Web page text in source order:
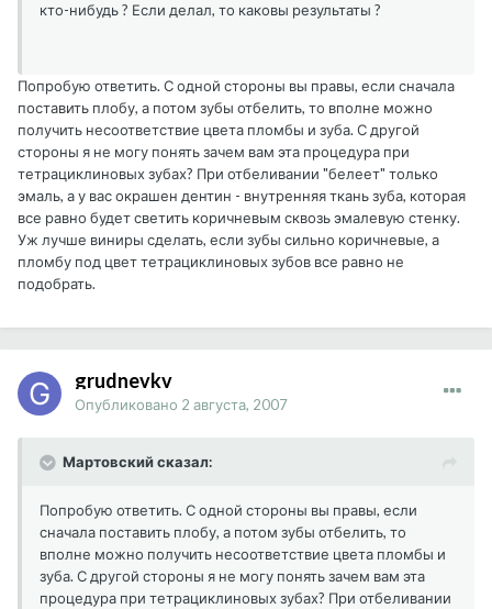
кто-нибудь ? Если делал, то каковы результаты ?
Попробую ответить. С одной стороны вы правы, если сначала
поставить плобу, а потом зубы отбелить, то вполне можно
получить несоответствие цвета пломбы и зуба. С другой
стороны я не могу понять зачем вам эта процедура при
тетрациклиновых зубах? При отбеливании "белеет" только
эмаль, а у вас окрашен дентин - внутренняя ткань зуба, которая
все равно будет светить коричневым сквозь эмалевую стенку.
Уж лучше виниры сделать, если зубы сильно коричневые, а
пломбу под цвет тетрациклиновых зубов все равно не
подобрать.
grudnevkv
Опубликовано 2 августа, 2007
Мартовский сказал:
Попробую ответить. С одной стороны вы правы, если
сначала поставить плобу, а потом зубы отбелить, то
вполне можно получить несоответствие цвета пломбы и
зуба. С другой стороны я не могу понять зачем вам эта
процедура при тетрациклиновых зубах? При отбеливании